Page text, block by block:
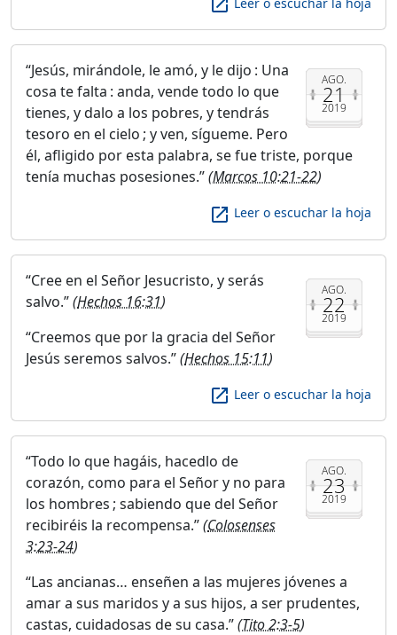
launch
AGO.
21
2019
Jesús, mirándole, le amó, y le dijo : Una
cosa te falta : anda, vende todo lo que
tienes, y dalo a los pobres, y tendrás
tesoro en el cielo ; y ven, sígueme. Pero
él, afligido por esta palabra, se fue triste, porque
tenía muchas posesiones. (Marcos 10:21-22)
launch Leer o escuchar la hoja
AGO.
22
2019
Cree en el Señor Jesucristo, y serás
salvo. (Hechos 16:31)
Creemos que por la gracia del Señor
Jesús seremos salvos. (Hechos 15:11)
launch Leer o escuchar la hoja
AGO.
23
2019
Todo lo que hagáis, hacedlo de
corazón, como para el Señor y no para
los hombres ; sabiendo que del Señor
recibiréis la recompensa. (Colosenses
3:23-24)
Las ancianas… enseñen a las mujeres jóvenes a
amar a sus maridos y a sus hijos, a ser prudentes,
castas, cuidadosas de su casa. (Tito 2:3-5)